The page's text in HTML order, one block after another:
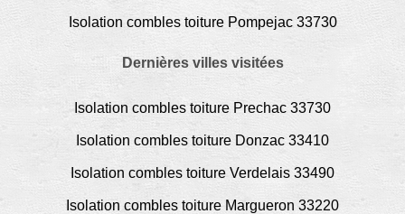
Isolation combles toiture Pompejac 33730
Dernières villes visitées
Isolation combles toiture Prechac 33730
Isolation combles toiture Donzac 33410
Isolation combles toiture Verdelais 33490
Isolation combles toiture Margueron 33220